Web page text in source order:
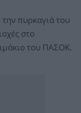
την πυρκαγιά του
στο
του ΠΑΣΟΚ.